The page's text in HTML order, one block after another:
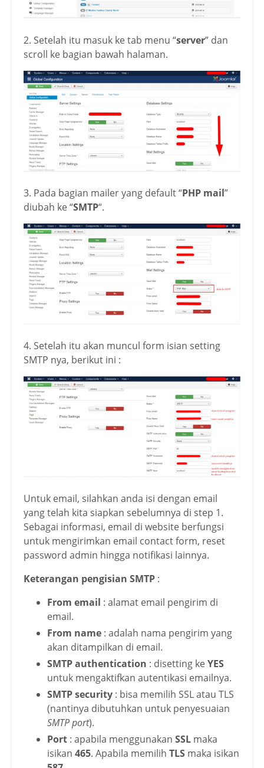
2. Setelah itu masuk ke tab menu “server” dan
scroll ke bagian bawah halaman.
3. Pada bagian mailer yang default “PHP mail”
diubah ke “SMTP“.
4. Setelah itu akan muncul form isian setting
SMTP nya, berikut ini :
Untuk email, silahkan anda isi dengan email
yang telah kita siapkan sebelumnya di step 1.
Sebagai informasi, email di website berfungsi
untuk mengirimkan email contact form, reset
password admin hingga notifikasi lainnya.
Keterangan pengisian SMTP :
From email : alamat email pengirim di
email.
From name : adalah nama pengirim yang
akan ditampilkan di email.
SMTP authentication : disetting keYES
untuk mengaktifkan autentikasi emailnya.
SMTP security : bisa memilih SSL atau TLS
(nantinya dibutuhkan untuk penyesuaian
SMTP port).
Port : apabila menggunakan SSL maka
isikan 465. Apabila memilih TLS maka isikan